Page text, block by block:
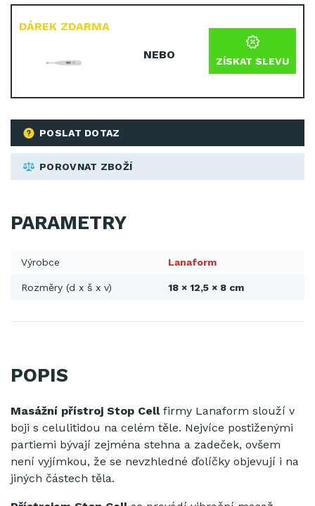
POSLAT DOTAZ
POROVNAT ZBOŽÍ
DÁREK ZDARMA
NEBO ZÍSKAT SLEVU
PARAMETRY
Výrobce Lanaform
Rozměry (d x š x v) 18 × 12,5 × 8 cm
POPIS
Masážní přístroj Stop Cellfirmy Lanaform slouží v
boji s celulitidou na celém těle. Nejvíce postiženými
partiemi bývají zejména stehna a zadeček, ovšem
není vyjímkou, že se nevzhledné ďolíčky objevují i na
jiných částech těla.